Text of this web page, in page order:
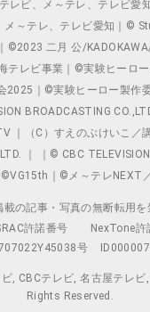
レビ、メ～テレ、テレビ愛
メ～テレ、テレビ愛知｜©
©2023 二月 公/
テレビ事業｜©実験ヒーロ
2025｜©実験ヒーロー製作
BROADCASTING
｜（C）すえのぶけいこ／
｜ ｜© CBC
｜©メ～テレNEXT
の記事・写真の無断転用を
許諾番号
NexTone許
号
, CBCテレビ, 名古屋テレビ
Rights Reserved.